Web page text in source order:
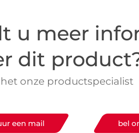
u meer
dit
onze productspecialist
een mail bel